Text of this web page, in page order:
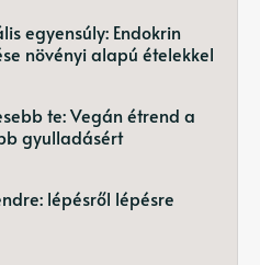
egyensúly: Endokrin
növényi alapú ételekkel
te: Vegán étrend a
gyulladásért
lépésről lépésre